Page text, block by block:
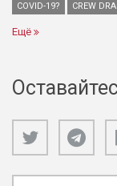
COVID-19?
CREW
Ещё